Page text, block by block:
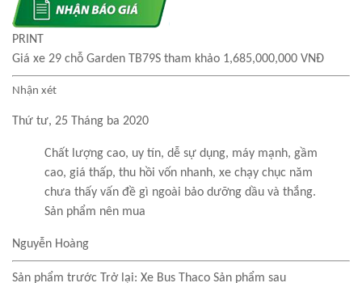
PRINT
Giá xe 29 chỗ Garden TB79S tham khảo 1,685,000,000 VNĐ
Nhận xét
Thứ tư, 25 Tháng ba 2020
Chất lượng cao, uy tín, dễ sự dụng, máy mạnh, gầm
cao, giá thấp, thu hồi vốn nhanh, xe chạy chục năm
chưa thấy vấn đề gì ngoài bảo dưỡng dầu và thắng.
Sản phẩm nên mua
Nguyễn Hoàng
Sản phẩm trước Trở lại: Xe Bus Thaco Sản phẩm sau